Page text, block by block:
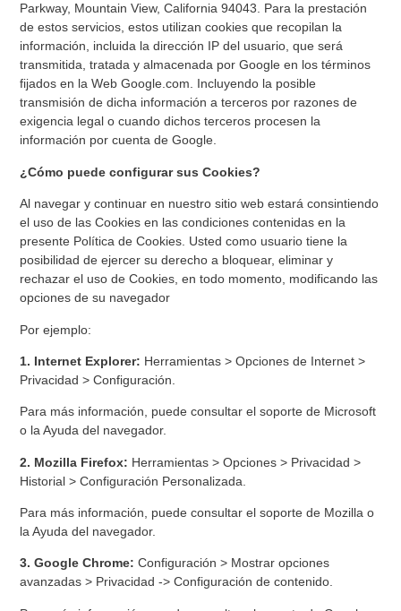
Parkway, Mountain View, California 94043. Para la prestación
de estos servicios, estos utilizan cookies que recopilan la
información, incluida la dirección IP del usuario, que será
transmitida, tratada y almacenada por Google en los términos
fijados en la Web Google.com. Incluyendo la posible
transmisión de dicha información a terceros por razones de
exigencia legal o cuando dichos terceros procesen la
información por cuenta de Google.
¿Cómo puede configurar sus Cookies?
Al navegar y continuar en nuestro sitio web estará consintiendo
el uso de las Cookies en las condiciones contenidas en la
presente Política de Cookies. Usted como usuario tiene la
posibilidad de ejercer su derecho a bloquear, eliminar y
rechazar el uso de Cookies, en todo momento, modificando las
opciones de su navegador
Por ejemplo:
1. Internet Explorer: Herramientas > Opciones de Internet >
Privacidad > Configuración.
Para más información, puede consultar el soporte de Microsoft
o la Ayuda del navegador.
2. Mozilla Firefox: Herramientas > Opciones > Privacidad >
Historial > Configuración Personalizada.
Para más información, puede consultar el soporte de Mozilla o
la Ayuda del navegador.
3. Google Chrome: Configuración > Mostrar opciones
avanzadas > Privacidad -> Configuración de contenido.